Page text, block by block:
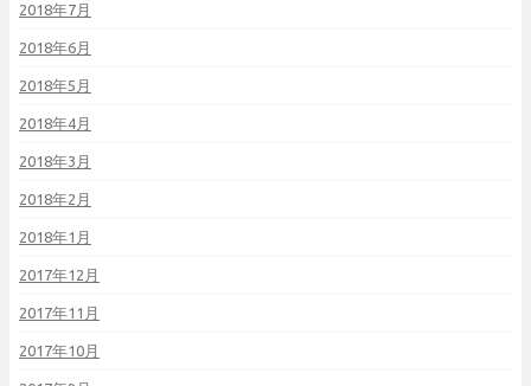
2018年7月
2018年6月
2018年5月
2018年4月
2018年3月
2018年2月
2018年1月
2017年12月
2017年11月
2017年10月